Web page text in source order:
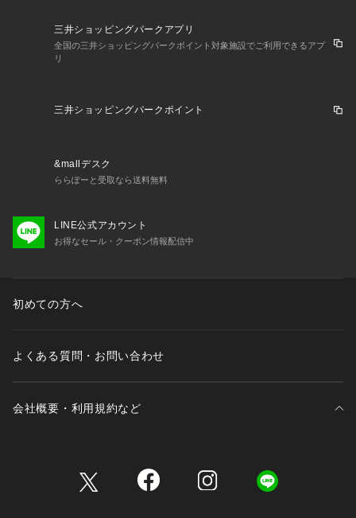
三井ショッピングパークアプリ
全国の三井ショッピングパークポイント対象施設でご利用できるアプ
リ
三井ショッピングパークポイント
&mallデスク
ららぽーと受取なら送料無料
LINE公式アカウント
お得なセール・クーポン情報配信中
初めての方へ
よくある質問・お問い合わせ
会社概要・利用規約など